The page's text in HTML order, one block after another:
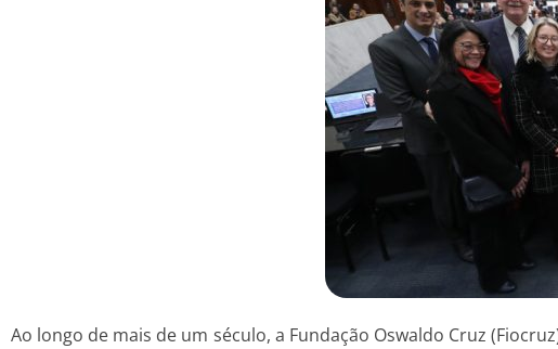
Ao longo de mais de um século, a Fundação Oswaldo Cruz